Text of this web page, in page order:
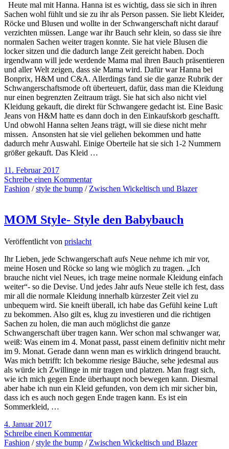
Heute mal mit Hanna. Hanna ist es wichtig, dass sie sich in ihren
Sachen wohl fühlt und sie zu ihr als Person passen. Sie liebt Kleider,
Röcke und Blusen und wollte in der Schwangerschaft nicht darauf
verzichten müssen. Lange war ihr Bauch sehr klein, so dass sie ihre
normalen Sachen weiter tragen konnte. Sie hat viele Blusen die
locker sitzen und die dadurch lange Zeit gereicht haben. Doch
irgendwann will jede werdende Mama mal ihren Bauch präsentieren
und aller Welt zeigen, dass sie Mama wird. Dafür war Hanna bei
Bonprix, H&M und C&A. Allerdings fand sie die ganze Rubrik der
Schwangerschaftsmode oft überteuert, dafür, dass man die Kleidung
nur einen begrenzten Zeitraum trägt. Sie hat sich also nicht viel
Kleidung gekauft, die direkt für Schwangere gedacht ist. Eine Basic
Jeans von H&M hatte es dann doch in den Einkaufskorb geschafft.
Und obwohl Hanna selten Jeans trägt, will sie diese nicht mehr
missen. Ansonsten hat sie viel geliehen bekommen und hatte
dadurch mehr Auswahl. Einige Oberteile hat sie sich 1-2 Nummern
größer gekauft. Das Kleid …
11. Februar 2017
Schreibe einen Kommentar
Fashion /style the bump / Zwischen Wickeltisch und Blazer
MOM Style- Style den Babybauch
Veröffentlicht von prislacht
Ihr Lieben, jede Schwangerschaft aufs Neue nehme ich mir vor,
meine Hosen und Röcke so lang wie möglich zu tragen. „Ich
brauche nicht viel Neues, ich trage meine normale Kleidung einfach
weiter“- so die Devise. Und jedes Jahr aufs Neue stelle ich fest, dass
mir all die normale Kleidung innerhalb kürzester Zeit viel zu
unbequem wird. Sie kneift überall, ich habe das Gefühl keine Luft
zu bekommen. Also gilt es, klug zu investieren und die richtigen
Sachen zu holen, die man auch möglichst die ganze
Schwangerschaft über tragen kann. Wer schon mal schwanger war,
weiß: Was einem im 4. Monat passt, passt einem definitiv nicht mehr
im 9. Monat. Gerade dann wenn man es wirklich dringend braucht.
Was mich betrifft: Ich bekomme riesige Bäuche, sehe jedesmal aus
als würde ich Zwillinge in mir tragen und platzen. Man fragt sich,
wie ich mich gegen Ende überhaupt noch bewegen kann. Diesmal
aber habe ich nun ein Kleid gefunden, von dem ich mir sicher bin,
dass ich es auch noch gegen Ende tragen kann. Es ist ein
Sommerkleid, …
4. Januar 2017
Schreibe einen Kommentar
Fashion /style the bump / Zwischen Wickeltisch und Blazer